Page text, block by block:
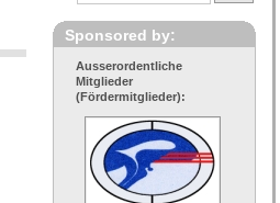
Sponsored by:
Ausserordentliche
Mitglieder
(Fördermitglieder):